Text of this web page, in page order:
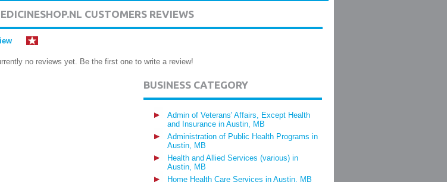
CUSTOMERS REVIEWS
no reviews yet. Be the first one to write a review!
BUSINESS CATEGORY
Admin of Veterans' Affairs, Except Health
and Insurance in Austin, MB
Administration of Public Health Programs in
Austin, MB
Health and Allied Services (various) in
Austin, MB
Home Health Care Services in Austin, MB